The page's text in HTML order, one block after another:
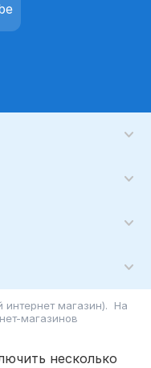
магазин). На
магазинов
несколько